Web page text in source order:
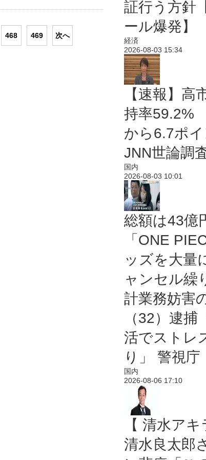
468 469 次へ
証行う方針
ール爆発】
経済
2026-08-03 15:34
【速報】高
持率59.2%
から6.7ポ
JNN世論調
国内
2026-08-03 10:01
総額は43億
「ONE
ッズを大量
ャンセル繰
計業務妨害
（32）逮捕
活でストレ
り」 警視庁
国内
2026-08-06 17:10
【 清水ア
清水良太郎